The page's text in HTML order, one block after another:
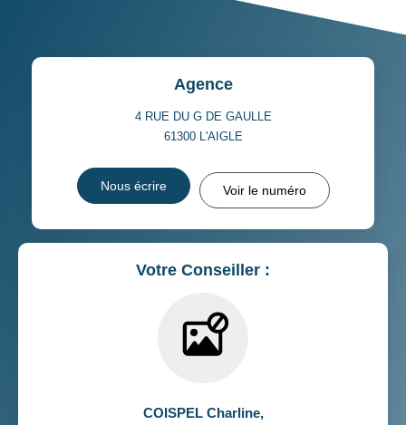
Agence
4 RUE DU G DE GAULLE
61300 L'AIGLE
Nous écrire Voir le numéro
Votre Conseiller :
COISPEL Charline,